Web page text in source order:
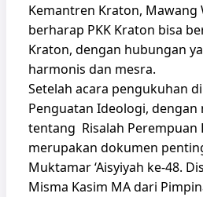
Kemantren Kraton, Mawang
berharap PKK Kraton bisa
Kraton, dengan hubungan
harmonis dan mesra.
Setelah acara pengukuhan
Penguatan Ideologi, dengan
tentang Risalah Perempuan
merupakan dokumen
Muktamar ‘Aisyiyah ke-48.
Misma Kasim MA dari